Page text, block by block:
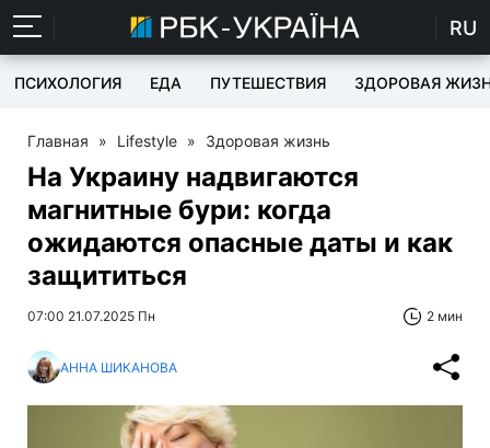
RU
ПСИХОЛОГИЯ ЕДА ПУТЕШЕСТВИЯ ЗДОРОВАЯ
Главная » Lifestyle » Здоровая жизнь
На Украину надвигаются
магнитные бури: когда
ожидаются опасные даты и как
защититься
07:00 21.07.2025 Пн 2 мин
АННА ШИКАНОВА